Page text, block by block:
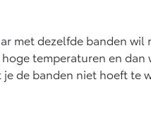
Hilux (excl. BTW)
OOK ALS BATTERIJ-
ELEKTRISCH
met dezelfde banden
temperaturen en
de banden niet hoeft